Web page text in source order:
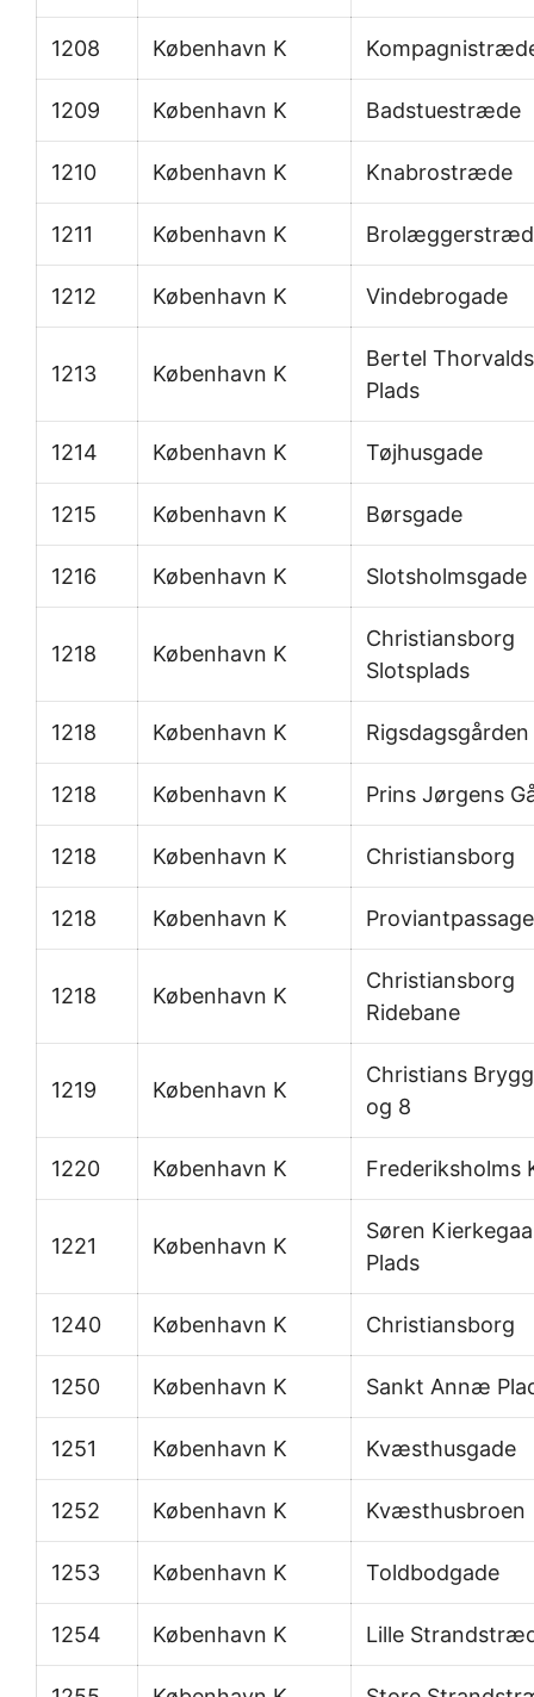
1208 København K
1209 København K Badstuestræde
1210 København K Knabrostræde
1211 København K
1212 København K Vindebrogade
1213 København K
Bertel
Plads
1214 København K Tøjhusgade
1215 København K Børsgade
1216 København K Slotsholmsgade
1218 København K
Christiansborg
Slotsplads
1218 København K Rigsdagsgården
1218 København K Prins Jørgens
1218 København K Christiansborg
1218 København K
1218 København K
Christiansborg
Ridebane
1219 København K
Christians
og 8
1220 København K Frederiksholms
1221 København K
Søren
Plads
1240 København K Christiansborg
1250 København K Sankt Annæ
1251 København K Kvæsthusgade
1252 København K Kvæsthusbroen
1253 København K Toldbodgade
1254 København K Lille